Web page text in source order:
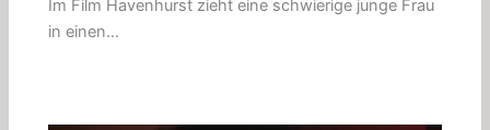
Im Film Havenhurst zieht eine schwierige junge Frau
in einen…